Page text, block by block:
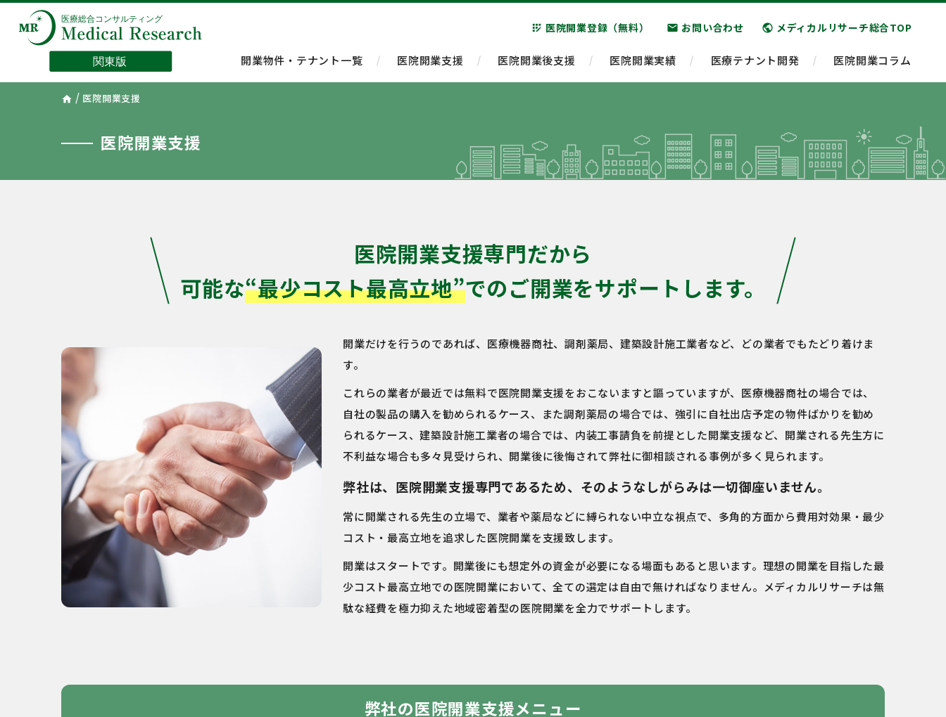
app_registration 医院開業登録（無料） email お問い合わせ public メディカルリサーチ総合TOP
開業物件・テナント一覧 医院開業支援 医院開業後支援 医院開業実績 医療テナント開発 医院開業コラム
home / 医院開業支援
医院開業支援
医院開業支援専門だから
可能な“最少コスト最高立地”でのご開業をサポートします。
開業だけを行うのであれば、医療機器商社、調剤薬局、建築設計施工業者など、どの業者でもたどり着けま
す。
これらの業者が最近では無料で医院開業支援をおこないますと謳っていますが、医療機器商社の場合では、
自社の製品の購入を勧められるケース、また調剤薬局の場合では、強引に自社出店予定の物件ばかりを勧め
られるケース、建築設計施工業者の場合では、内装工事請負を前提とした開業支援など、開業される先生方に
不利益な場合も多々見受けられ、開業後に後悔されて弊社に御相談される事例が多く見られます。
弊社は、医院開業支援専門であるため、そのようなしがらみは一切御座いません。
常に開業される先生の立場で、業者や薬局などに縛られない中立な視点で、多角的方面から費用対効果・最少
コスト・最高立地を追求した医院開業を支援致します。
開業はスタートです。開業後にも想定外の資金が必要になる場面もあると思います。理想の開業を目指した最
少コスト最高立地での医院開業において、全ての選定は自由で無ければなりません。メディカルリサーチは無
駄な経費を極力抑えた地域密着型の医院開業を全力でサポートします。
弊社の医院開業支援メニュー